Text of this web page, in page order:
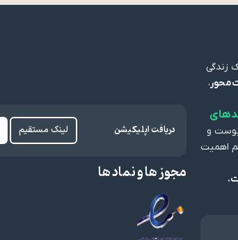
زندگی
،
پوست و
اهمیت
دریافت اپلیکیشن لینک مستقیم
مجوز ها و نماد ها